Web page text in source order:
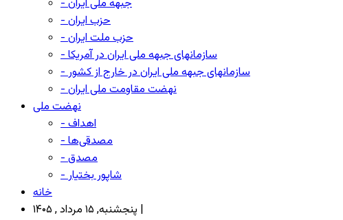
- جبهه ملی ایران
- حزب ایران
- حزب ملت ایران
- سازمانهای جبهه ملی ایران در آمریکا
- سازمانهای جبهه ملی ایران در خارج از کشور
- نهضت مقاومت ملی ایران
نهضت ملی
- اهداف
- مصدقی‌ها
- مصدق
- شاپور بختیار
خانه
پنجشنبه, ۱۵ مرداد , ۱۴۰۵ |